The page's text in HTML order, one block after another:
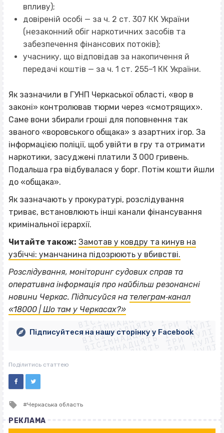
впливу);
довіреній особі — за ч. 2 ст. 307 КК України
(незаконний обіг наркотичних засобів та
забезпечення фінансових потоків);
учаснику, що відповідав за накопичення й
передачі коштів — за ч. 1 ст. 255–1 КК України.
Як зазначили в ГУНП Черкаської області, «вор в
законі» контролював тюрми через «смотрящих».
Саме вони збирали гроші для поповнення так
званого «воровського общака» з азартних ігор. За
інформацією поліції, щоб увійти в гру та отримати
наркотики, засуджені платили 3 000 гривень.
Подальша гра відбувалася у борг. Потім кошти йшли
до «общака».
Як зазначають у прокуратурі, розслідування
триває, встановлюють інші канали фінансування
кримінальної ієрархії.
Читайте також: Замотав у ковдру та кинув на
узбіччі: уманчанина підозрюють у вбивстві.
Розслідування, моніторинг судових справ та
оперативна інформація про найбільш резонансні
новини Черкас. Підписуйся на телеграм‐канал
«18000 | Шо там у Черкасах?»ВІСІМНАДЦЯТЬ ТРИ НУЛІ
ВІСІМНАДЦЯТЬ ТРИ НУЛІ
ВІСІМНАДЦЯТЬ ТРИ НУЛІ
ВІСІМНАДЦЯТЬ ТРИ НУЛІ
ВІСІМНАДЦЯТЬ ТРИ НУЛІ
ВІСІМНАДЦЯТЬ ТРИ НУЛІ
ВІСІМНАДЦЯТЬ ТРИ НУЛІ
ВІСІМНАДЦЯТЬ ТРИ НУЛІ
Підписуйтеся на нашу сторінку у Facebook
Поділитись статтею
Tagged
Черкаська область
РЕКЛАМА